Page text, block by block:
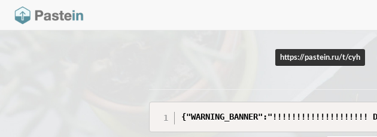
https://pastein.ru/t/cyh
{"WARNING_BANNER":"!!!!!!!!!!!!!!!!!!!! DO NOT